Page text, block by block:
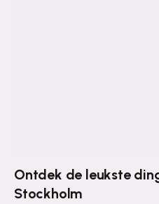
Ontdek de leukste
Stockholm